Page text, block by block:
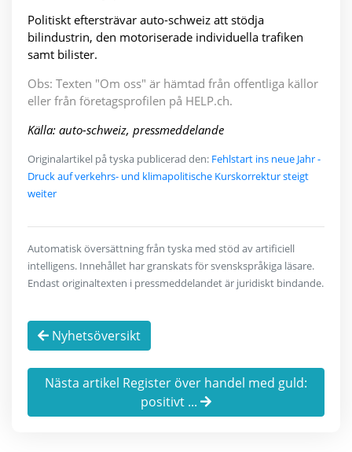
Politiskt eftersträvar auto-schweiz att stödja
bilindustrin, den motoriserade individuella trafiken
samt bilister.
Obs: Texten "Om oss" är hämtad från offentliga källor
eller från företagsprofilen på HELP.ch.
Källa: auto-schweiz, pressmeddelande
Originalartikel på tyska publicerad den: Fehlstart ins neue Jahr -
Druck auf verkehrs- und klimapolitische Kurskorrektur steigt
weiter
Automatisk översättning från tyska med stöd av artificiell
intelligens. Innehållet har granskats för svenskspråkiga läsare.
Endast originaltexten i pressmeddelandet är juridiskt bindande.
Nyhetsöversikt
Nästa artikel Register över handel med guld:
positivt ...